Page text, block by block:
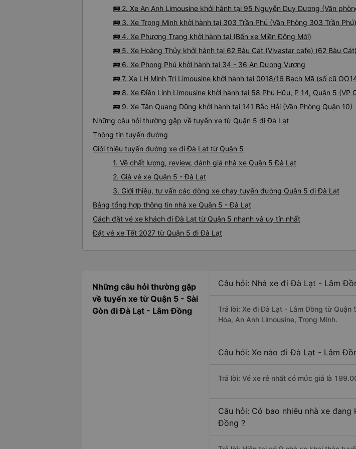
🚌 2. Xe An Anh Limousine khởi hành tại 95 Nguyễn Duy Dương (Văn
🚌 3. Xe Trọng Minh khởi hành tại 303 Trần Phú (Văn Phòng 303 Trần Phú)
🚌 4. Xe Phương Trang khởi hành tại (Bến xe Miền Đông Mới)
🚌 5. Xe Hoàng Thủy khởi hành tại 62 Bàu Cát (Vivastar cafe) (62 Bàu Cát)
🚌 6. Xe Phong Phú khởi hành tại 34 - 36 An Dương Vương
🚌 7. Xe LH Minh Trí Limousine khởi hành tại 0018/16 Bạch Mã (số cũ
🚌 8. Xe Điền Linh Limousine khởi hành tại 58 Phú Hữu, P 14, Quận 5 (VP
🚌 9. Xe Tân Quang Dũng khởi hành tại 141 Bắc Hải (Văn Phòng Quận 10)
Những câu hỏi thường gặp về tuyến xe từ Quận 5 đi Đà Lạt
Thông tin tuyến đường
Giới thiệu tuyến đường xe đi Đà Lạt từ Quận 5
1. Về chất lượng, review, đánh giá nhà xe Quận 5 Đà Lạt
2. Giá vé xe Quận 5 - Đà Lạt
3. Giới thiệu, tư vấn các dòng xe chạy tuyến đường Quận 5 đi Đà Lạt
Bảng tổng hợp thông tin nhà xe Quận 5 - Đà Lạt
Cách đặt vé xe khách đi Đà Lạt từ Quận 5 nhanh và uy tín nhất
Đặt vé xe Tết 2027 từ Quận 5 đi Đà Lạt
Những câu hỏi thường gặp
về tuyến xe từ Quận 5 - Sài
Gòn đi Đà Lạt - Lâm Đồng
Câu hỏi: Nhà xe đi Đà Lạt - Lâm
Trả lời: Xe đi Đà Lạt - Lâm Đồng từ
Hòa, An Anh Limousine, Trọng Minh.
Câu hỏi: Xe nào đi Đà Lạt - Lâm
Trả lời: Vé xe rẻ nhất có mức giá là
Câu hỏi: Có bao nhiêu nhà xe
Đồng ?